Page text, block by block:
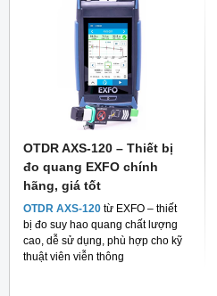
OTDR AXS-120 – Thiết bị
đo quang EXFO chính
hãng, giá tốt
OTDR AXS-120 từ EXFO – thiết
bị đo suy hao quang chất lượng
cao, dễ sử dụng, phù hợp cho kỹ
thuật viên viễn thông